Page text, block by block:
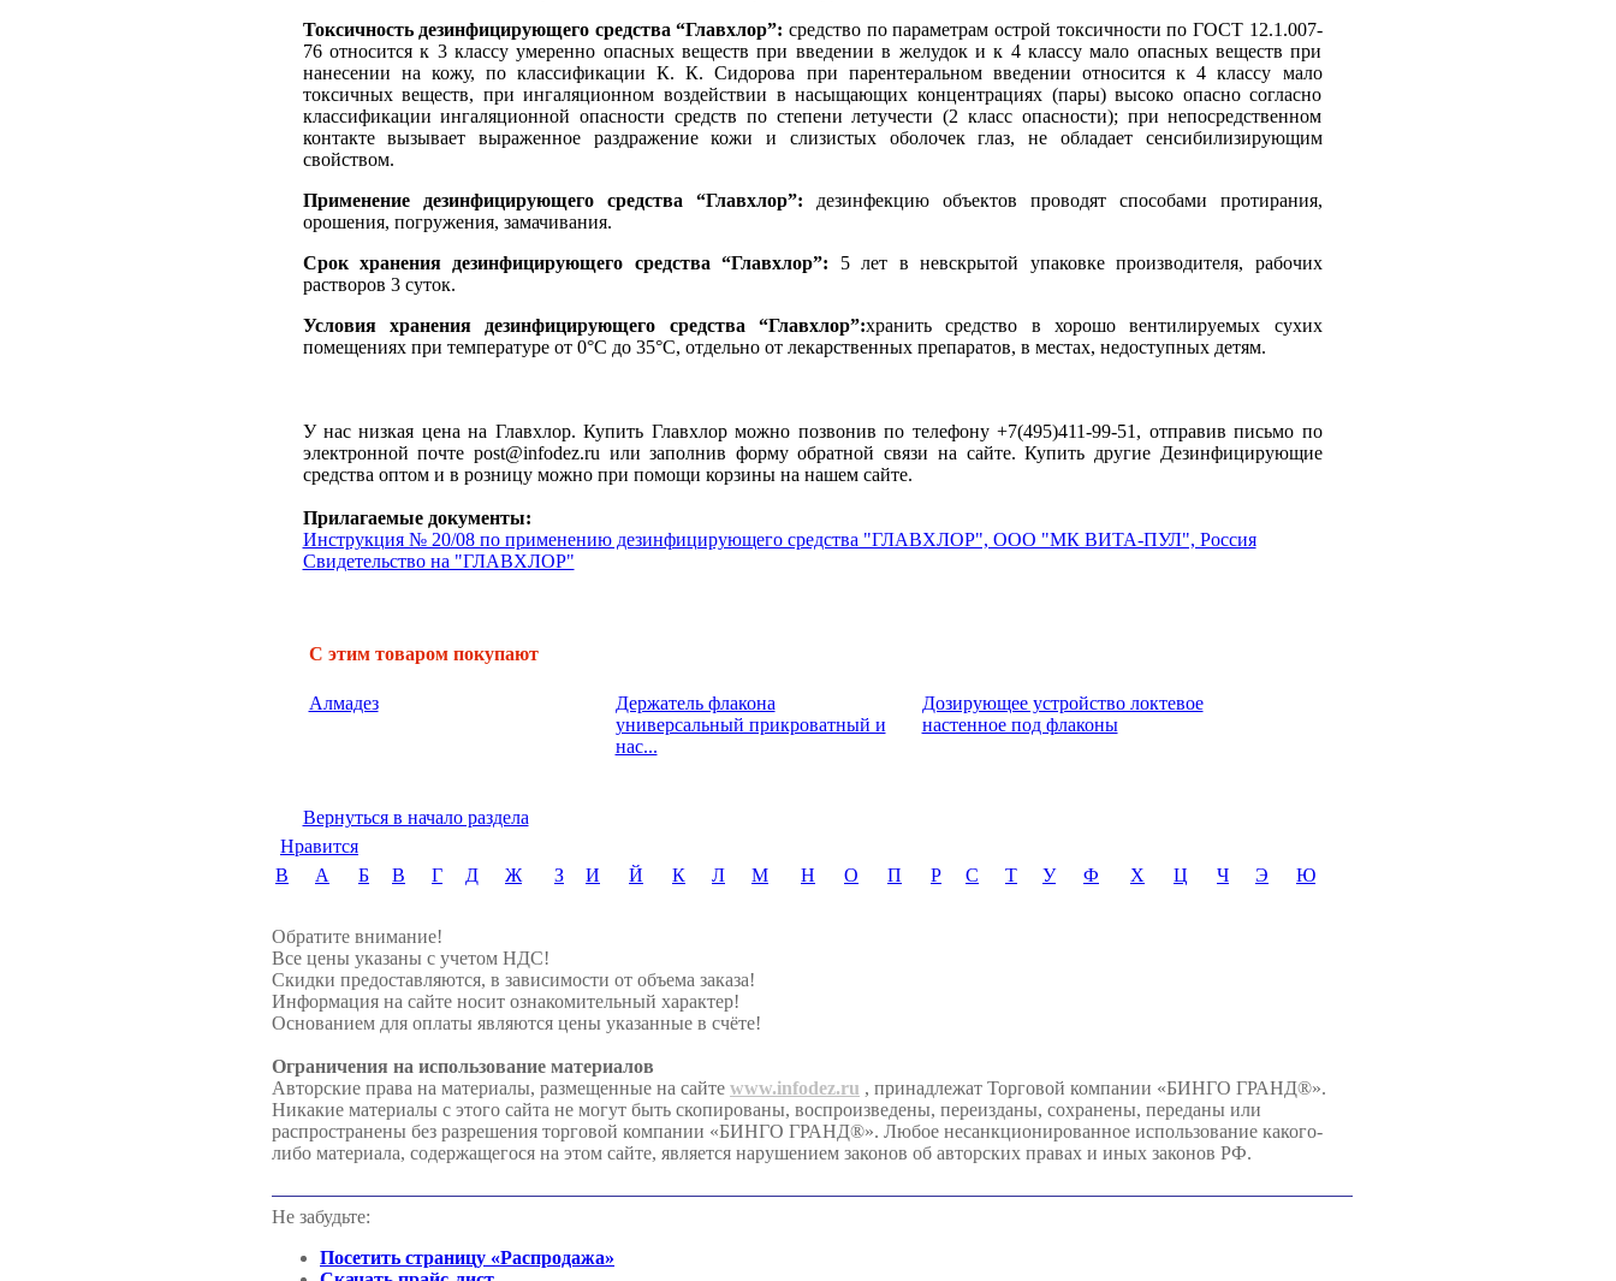
Токсичность дезинфицирующего средства “Главхлор”: средство по параметрам острой токсичности по ГОСТ 12.1.007-
76 относится к 3 классу умеренно опасных веществ при введении в желудок и к 4 классу мало опасных веществ при
нанесении на кожу, по классификации К. К. Сидорова при парентеральном введении относится к 4 классу мало
токсичных веществ, при ингаляционном воздействии в насыщающих концентрациях (пары) высоко опасно согласно
классификации ингаляционной опасности средств по степени летучести (2 класс опасности); при непосредственном
контакте вызывает выраженное раздражение кожи и слизистых оболочек глаз, не обладает сенсибилизирующим
свойством.
Применение дезинфицирующего средства “Главхлор”: дезинфекцию объектов проводят способами протирания,
орошения, погружения, замачивания.
Срок хранения дезинфицирующего средства “Главхлор”: 5 лет в невскрытой упаковке производителя, рабочих
растворов 3 суток.
Условия хранения дезинфицирующего средства “Главхлор”:хранить средство в хорошо вентилируемых сухих
помещениях при температуре от 0°С до 35°С, отдельно от лекарственных препаратов, в местах, недоступных детям.
У нас низкая цена на Главхлор. Купить Главхлор можно позвонив по телефону +7(495)411-99-51, отправив письмо по
электронной почте post@infodez.ru или заполнив форму обратной связи на сайте. Купить другие Дезинфицирующие
средства оптом и в розницу можно при помощи корзины на нашем сайте.
Прилагаемые документы:
Инструкция № 20/08 по применению дезинфицирующего средства "ГЛАВХЛОР", ООО "МК ВИТА-ПУЛ", Россия
Свидетельство на "ГЛАВХЛОР"
С этим товаром покупают
Алмадез
Держатель флакона
универсальный прикроватный и
нас...
Дозирующее устройство локтевое
настенное под флаконы
Вернуться в начало раздела
Нравится
B
А Б В Г Д Ж З И Й К Л М Н О П Р С Т У Ф Х Ц Ч Э Ю
Обратите внимание!
Все цены указаны с учетом НДС!
Скидки предоставляются, в зависимости от объема заказа!
Информация на сайте носит ознакомительный характер!
Основанием для оплаты являются цены указанные в счёте!
Ограничения на использование материалов
Авторские права на материалы, размещенные на сайте www.infodez.ru , принадлежат Торговой компании «БИНГО ГРАНД®».
Никакие материалы с этого сайта не могут быть скопированы, воспроизведены, переизданы, сохранены, переданы или
распространены без разрешения торговой компании «БИНГО ГРАНД®». Любое несанкционированное использование какого-
либо материала, содержащегося на этом сайте, является нарушением законов об авторских правах и иных законов РФ.
Не забудьте:
Посетить страницу «Распродажа»